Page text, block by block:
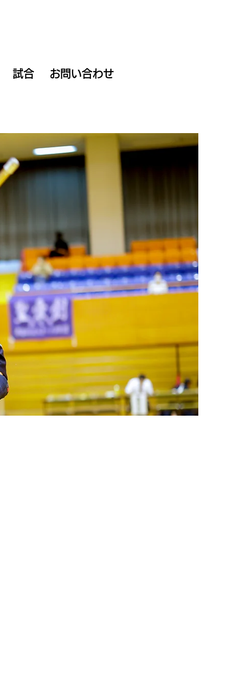
試合 お問い合わせ